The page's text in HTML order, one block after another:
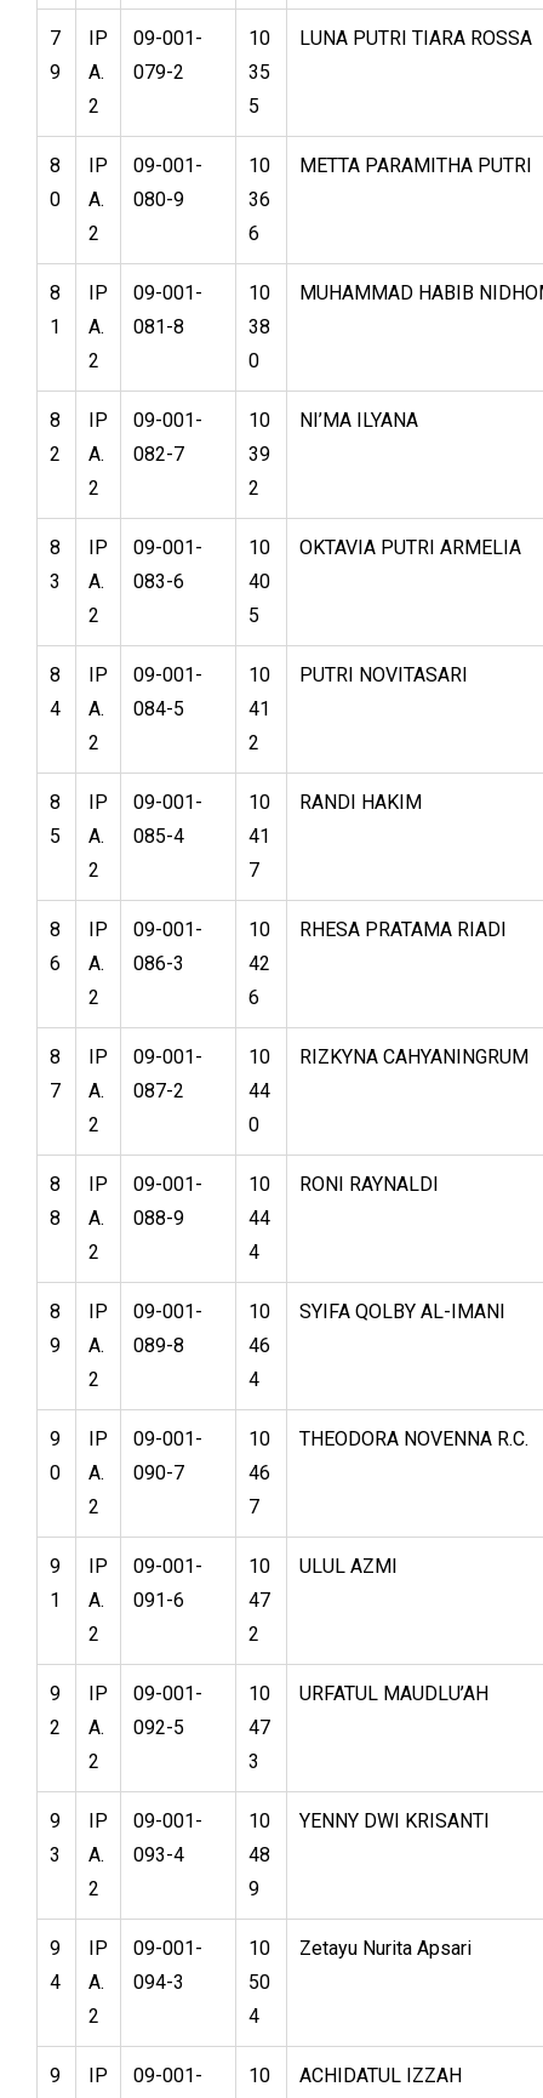
7
9
IP
A.
2
09-001-
079-2
10
35
5
LUNA PUTRI TIARA ROSSA
8
0
IP
A.
2
09-001-
080-9
10
36
6
METTA PARAMITHA PUTRI
8
1
IP
A.
2
09-001-
081-8
10
38
0
MUHAMMAD HABIB
8
2
IP
A.
2
09-001-
082-7
10
39
2
NI’MA ILYANA
8
3
IP
A.
2
09-001-
083-6
10
40
5
OKTAVIA PUTRI ARMELIA
8
4
IP
A.
2
09-001-
084-5
10
41
2
PUTRI NOVITASARI
8
5
IP
A.
2
09-001-
085-4
10
41
7
RANDI HAKIM
8
6
IP
A.
2
09-001-
086-3
10
42
6
RHESA PRATAMA RIADI
8
7
IP
A.
2
09-001-
087-2
10
44
0
RIZKYNA CAHYANINGRUM
8
8
IP
A.
2
09-001-
088-9
10
44
4
RONI RAYNALDI
8
9
IP
A.
2
09-001-
089-8
10
46
4
SYIFA QOLBY AL-IMANI
9
0
IP
A.
2
09-001-
090-7
10
46
7
THEODORA NOVENNA R.C.
9
1
IP
A.
2
09-001-
091-6
10
47
2
ULUL AZMI
9
2
IP
A.
2
09-001-
092-5
10
47
3
URFATUL MAUDLU’AH
9
3
IP
A.
2
09-001-
093-4
10
48
9
YENNY DWI KRISANTI
9
4
IP
A.
2
09-001-
094-3
10
50
4
Zetayu Nurita Apsari
9 IP 09-001- 10 ACHIDATUL IZZAH